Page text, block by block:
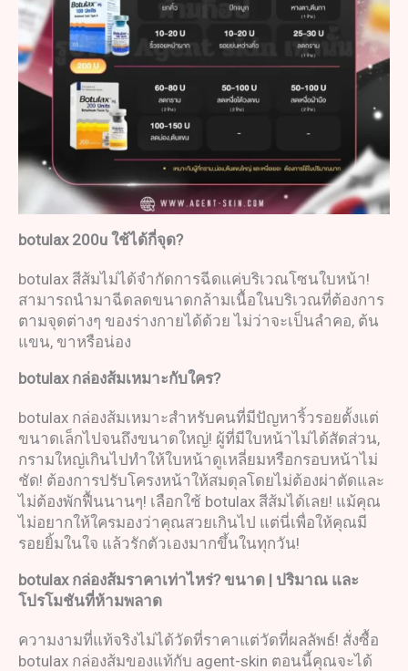
botulax 200u ใช้ได้กี่จุด?
botulax สีส้มไม่ได้จำกัดการฉีดแค่บริเวณโซนใบหน้า!
สามารถนำมาฉีดลดขนาดกล้ามเนื้อในบริเวณที่ต้องการ
ตามจุดต่างๆ ของร่างกายได้ด้วย ไม่ว่าจะเป็นลำคอ, ต้น
แขน, ขาหรือน่อง
botulax กล่องส้มเหมาะกับใคร?
botulax กล่องส้มเหมาะสำหรับคนที่มีปัญหาริ้วรอยตั้งแต่
ขนาดเล็กไปจนถึงขนาดใหญ่! ผู้ที่มีใบหน้าไม่ได้สัดส่วน,
กรามใหญ่เกินไปทำให้ใบหน้าดูเหลี่ยมหรือกรอบหน้าไม่
ชัด! ต้องการปรับโครงหน้าให้สมดุลโดยไม่ต้องผ่าตัดและ
ไม่ต้องพักฟื้นนานๆ! เลือกใช้ botulax สีส้มได้เลย! แม้คุณ
ไม่อยากให้ใครมองว่าคุณสวยเกินไป แต่นี่เพื่อให้คุณมี
รอยยิ้มในใจ แล้วรักตัวเองมากขึ้นในทุกวัน!
botulax กล่องส้มราคาเท่าไหร่? ขนาด | ปริมาณ และ
โปรโมชันที่ห้ามพลาด
ความงามที่แท้จริงไม่ได้วัดที่ราคาแต่วัดที่ผลลัพธ์! สั่งซื้อ
botulax กล่องส้มของแท้กับ agent-skin ตอนนี้คุณจะได้